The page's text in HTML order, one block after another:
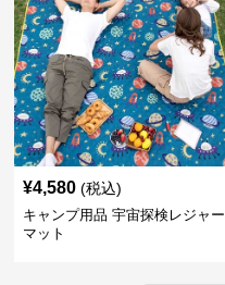
¥4,580 (税込)
キャンプ用品 宇宙探検レジャー
マット